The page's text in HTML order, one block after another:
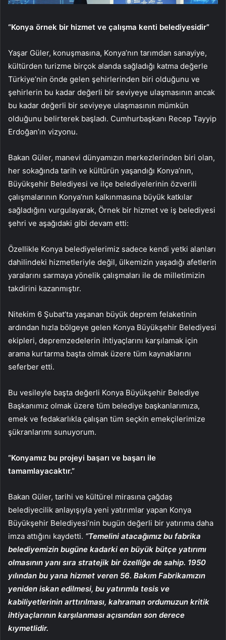
“Konya örnek bir hizmet ve çalışma kenti belediyesidir”
Yaşar Güler, konuşmasına, Konya’nın tarımdan sanayiye,
kültürden turizme birçok alanda sağladığı katma değerle
Türkiye’nin önde gelen şehirlerinden biri olduğunu ve
şehirlerin bu kadar değerli bir seviyeye ulaşmasının ancak
bu kadar değerli bir seviyeye ulaşmasının mümkün
olduğunu belirterek başladı. Cumhurbaşkanı Recep Tayyip
Erdoğan’ın vizyonu.
Bakan Güler, manevi dünyamızın merkezlerinden biri olan,
her sokağında tarih ve kültürün yaşandığı Konya’nın,
Büyükşehir Belediyesi ve ilçe belediyelerinin özverili
çalışmalarının Konya’nın kalkınmasına büyük katkılar
sağladığını vurgulayarak, Örnek bir hizmet ve iş belediyesi
şehri ve aşağıdaki gibi devam etti:
Özellikle Konya belediyelerimiz sadece kendi yetki alanları
dahilindeki hizmetleriyle değil, ülkemizin yaşadığı afetlerin
yaralarını sarmaya yönelik çalışmaları ile de milletimizin
takdirini kazanmıştır.
Nitekim 6 Şubat’ta yaşanan büyük deprem felaketinin
ardından hızla bölgeye gelen Konya Büyükşehir Belediyesi
ekipleri, depremzedelerin ihtiyaçlarını karşılamak için
arama kurtarma başta olmak üzere tüm kaynaklarını
seferber etti.
Bu vesileyle başta değerli Konya Büyükşehir Belediye
Başkanımız olmak üzere tüm belediye başkanlarımıza,
emek ve fedakarlıkla çalışan tüm seçkin emekçilerimize
şükranlarımı sunuyorum.
“Konyamız bu projeyi başarı ve başarı ile
tamamlayacaktır.”
Bakan Güler, tarihi ve kültürel mirasına çağdaş
belediyecilik anlayışıyla yeni yatırımlar yapan Konya
Büyükşehir Belediyesi’nin bugün değerli bir yatırıma daha
imza attığını kaydetti. “Temelini atacağımız bu fabrika
belediyemizin bugüne kadarki en büyük bütçe yatırımı
olmasının yanı sıra stratejik bir özelliğe de sahip. 1950
yılından bu yana hizmet veren 56. Bakım Fabrikamızın
yeniden iskan edilmesi, bu yatırımla tesis ve
kabiliyetlerinin arttırılması, kahraman ordumuzun kritik
ihtiyaçlarının karşılanması açısından son derece
kıymetlidir.